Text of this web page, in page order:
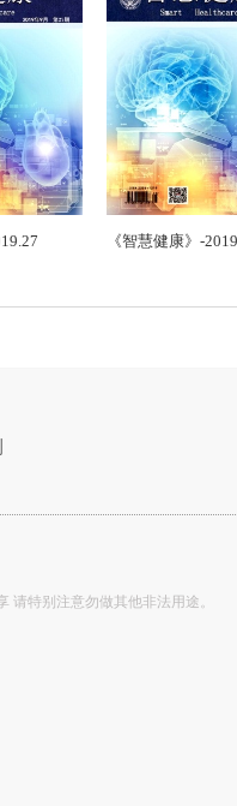
《智慧健康》-2019.28
特别注意勿做其他非法用途。